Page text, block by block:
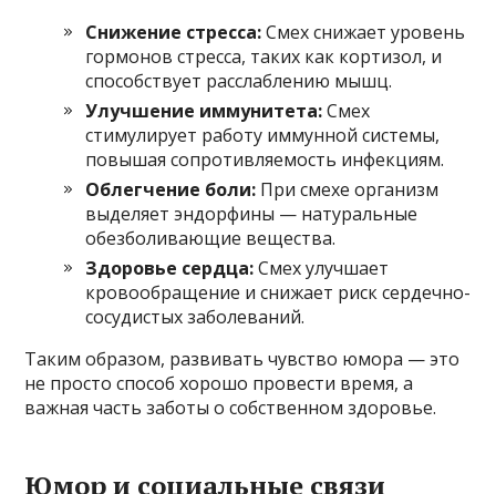
Снижение стресса:Смех снижает уровень
гормонов стресса, таких как кортизол, и
способствует расслаблению мышц.
Улучшение иммунитета:Смех
стимулирует работу иммунной системы,
повышая сопротивляемость инфекциям.
Облегчение боли: При смехе организм
выделяет эндорфины — натуральные
обезболивающие вещества.
Здоровье сердца:Смех улучшает
кровообращение и снижает риск сердечно-
сосудистых заболеваний.
Таким образом, развивать чувство юмора — это
не просто способ хорошо провести время, а
важная часть заботы о собственном здоровье.
Юмор и социальные связи